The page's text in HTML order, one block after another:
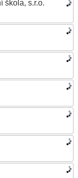
škola, s.r.o.